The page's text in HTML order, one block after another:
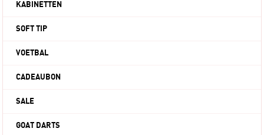
KABINETTEN
SOFT TIP
VOETBAL
CADEAUBON
SALE
GOAT DARTS